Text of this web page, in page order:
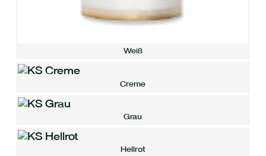
Weiß
Creme
Grau
Hellrot